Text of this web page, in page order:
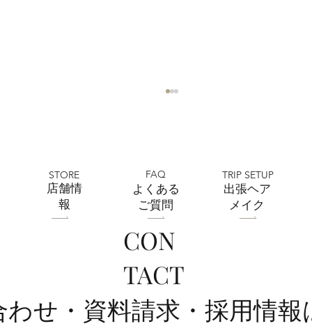
全店舗 ★ゴールデンウィークの営業に
CON
TACT
せ・資料請求・採用情
STORE
​店舗情
報
FAQ
よくある
ご質問
TRIP SETUP
出張ヘア
メイク